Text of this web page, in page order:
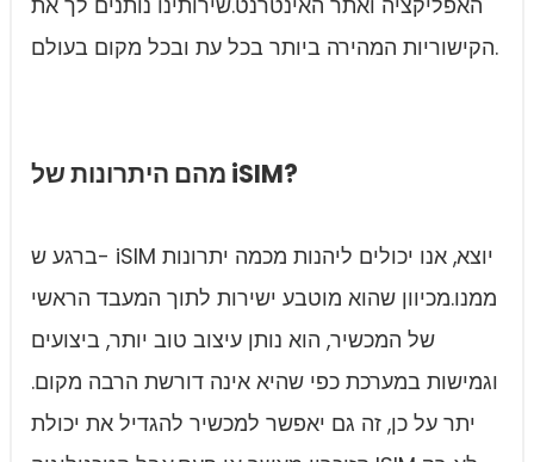
האפליקציה ואתר האינטרנט.שירותינו נותנים לך את
הקישוריות המהירה ביותר בכל עת ובכל מקום בעולם.
מהם היתרונות של iSIM?
ברגע ש- iSIM יוצא, אנו יכולים ליהנות מכמה יתרונות
ממנו.מכיוון שהוא מוטבע ישירות לתוך המעבד הראשי
של המכשיר, הוא נותן עיצוב טוב יותר, ביצועים
וגמישות במערכת כפי שהיא אינה דורשת הרבה מקום.
יתר על כן, זה גם יאפשר למכשיר להגדיל את יכולת